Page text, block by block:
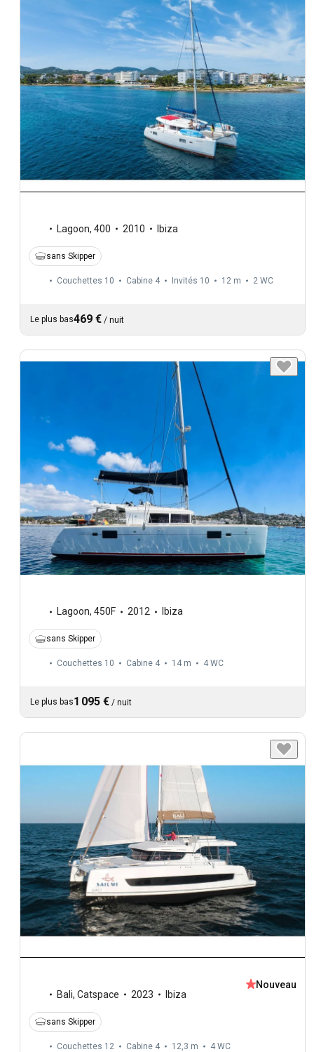
Lagoon, 400 2010 Ibiza
sans Skipper
Couchettes 10 Cabine 4 Invités 10 12 m 2 WC
Le plus bas469 € / nuit
Lagoon, 450F 2012 Ibiza
sans Skipper
Couchettes 10 Cabine 4 14 m 4 WC
Le plus bas1 095 € / nuit
Bali, Catspace 2023 Ibiza
Nouveau
sans Skipper
Couchettes 12 Cabine 4 12,3 m 4 WC